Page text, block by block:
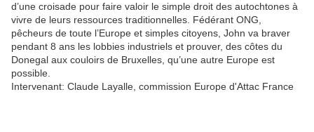
d’une croisade pour faire valoir le simple droit des autochtones à
vivre de leurs ressources traditionnelles. Fédérant ONG,
pêcheurs de toute l’Europe et simples citoyens, John va braver
pendant 8 ans les lobbies industriels et prouver, des côtes du
Donegal aux couloirs de Bruxelles, qu’une autre Europe est
possible.
Intervenant: Claude Layalle, commission Europe d'Attac France